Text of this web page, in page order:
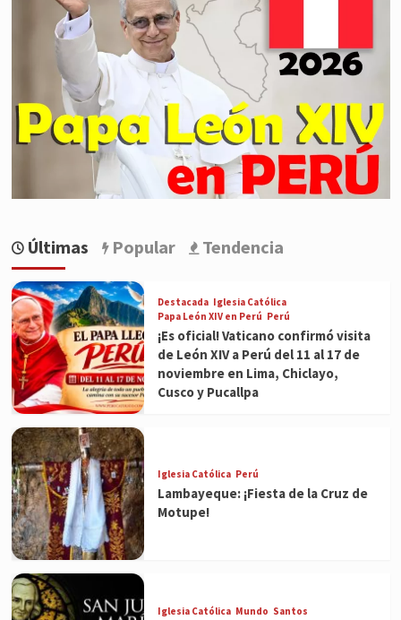
Últimas Popular Tendencia
Destacada Iglesia Católica
Papa León XIV en Perú Perú
¡Es oficial! Vaticano confirmó visita
de León XIV a Perú del 11 al 17 de
noviembre en Lima, Chiclayo,
Cusco y Pucallpa
Iglesia Católica Perú
Lambayeque: ¡Fiesta de la Cruz de
Motupe!
Iglesia Católica Mundo Santos